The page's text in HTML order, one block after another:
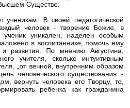
Существе.
В своей педагогической
человек - творение Божие, в
уникален, наделен особым
в воспитаннике, помочь ему
развития. По мнению Августина,
учителя, сколько интуитивным
„от вечной, внутренним образом
человеческого существования -
вернуть человека его Творцу, то,
ребенка как гражданина